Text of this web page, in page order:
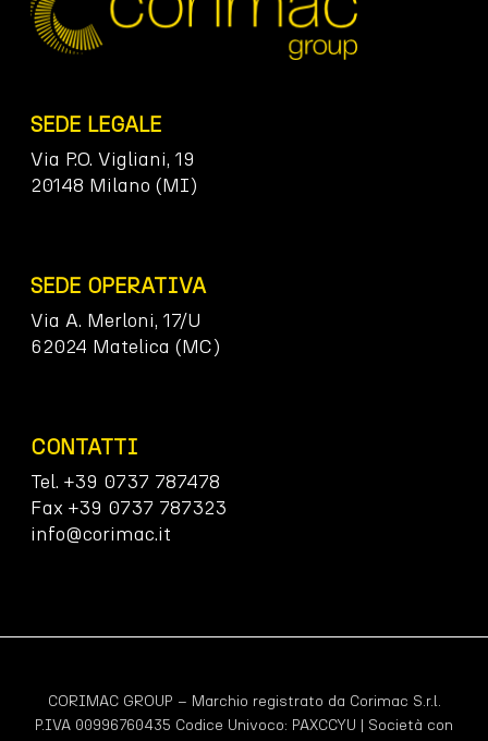
SEDE LEGALE
Via P.O. Vigliani, 19
20148 Milano (MI)
SEDE OPERATIVA
Via A. Merloni, 17/U
62024 Matelica (MC)
CONTATTI
Tel. +39 0737 787478
Fax +39 0737 787323
info@corimac.it
CORIMAC GROUP – Marchio registrato da Corimac S.r.l.
P.IVA 00996760435 Codice Univoco: PAXCCYU | Società con